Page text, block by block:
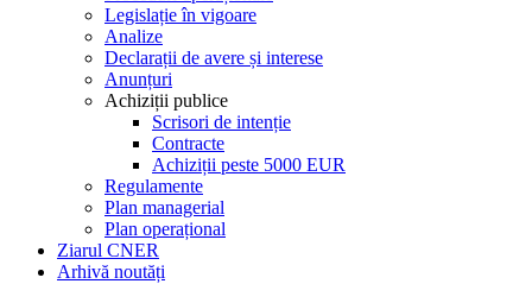
Legislație în vigoare
Analize
Declarații de avere și interese
Anunțuri
Achiziții publice
Scrisori de intenție
Contracte
Achiziții peste 5000 EUR
Regulamente
Plan managerial
Plan operațional
Ziarul CNER
Arhivă noutăți